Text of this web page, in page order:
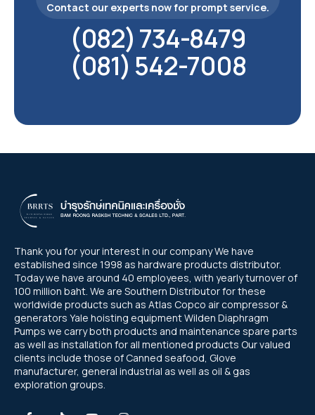
Contact our experts now for prompt service.
(082) 734-8479
(081) 542-7008
Thank you for your interest in our company We have
established since 1998 as hardware products distributor.
Today we have around 40 employees, with yearly turnover of
100 million baht. We are Southern Distributor for these
worldwide products such as Atlas Copco air compressor &
generators Yale hoisting equipment Wilden Diaphragm
Pumps we carry both products and maintenance spare parts
as well as installation for all mentioned products Our valued
clients include those of Canned seafood, Glove
manufacturer, general industrial as well as oil & gas
exploration groups.